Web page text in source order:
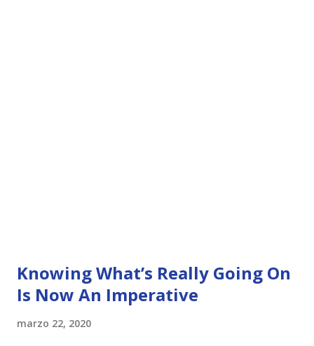
Knowing What’s Really Going On
Is Now An Imperative
marzo 22, 2020